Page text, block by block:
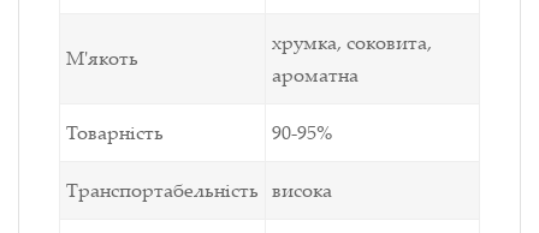
М'якоть
хрумка, соковита,
ароматна
Товарність 90-95%
Транспортабельність висока